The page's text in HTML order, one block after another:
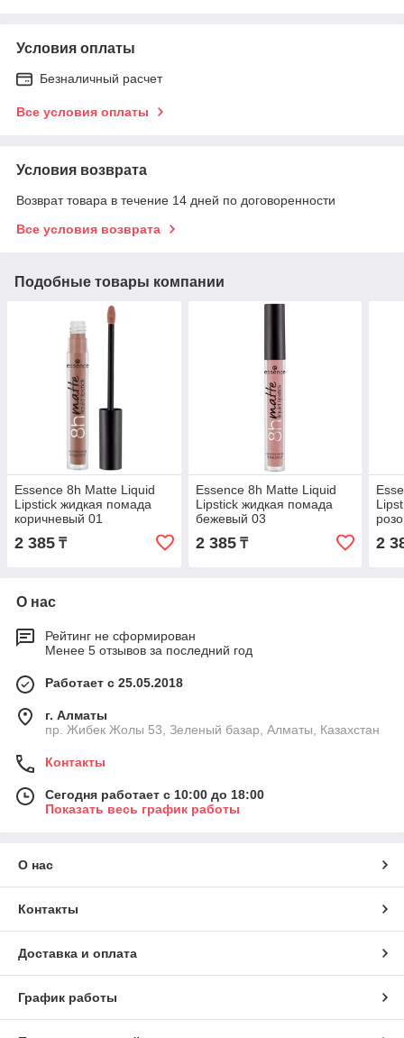
Условия оплаты
Безналичный расчет
Все условия оплаты
Условия возврата
Возврат товара в течение 14 дней по договоренности
Все условия возврата
Подобные товары компании
Essence 8h Matte Liquid
Lipstick жидкая помада
коричневый 01
2 385 ₸
Essence 8h Matte Liquid
Lipstick жидкая помада
бежевый 03
2 385₸ 2
О нас
Рейтинг не сформирован
Менее 5 отзывов за последний год
Работает с 25.05.2018
г. Алматы
пр. Жибек Жолы 53, Зеленый базар, Алматы, Казахстан
Контакты
Сегодня работает с 10:00 до 18:00
Показать весь график работы
О нас
Контакты
Доставка и оплата
График работы